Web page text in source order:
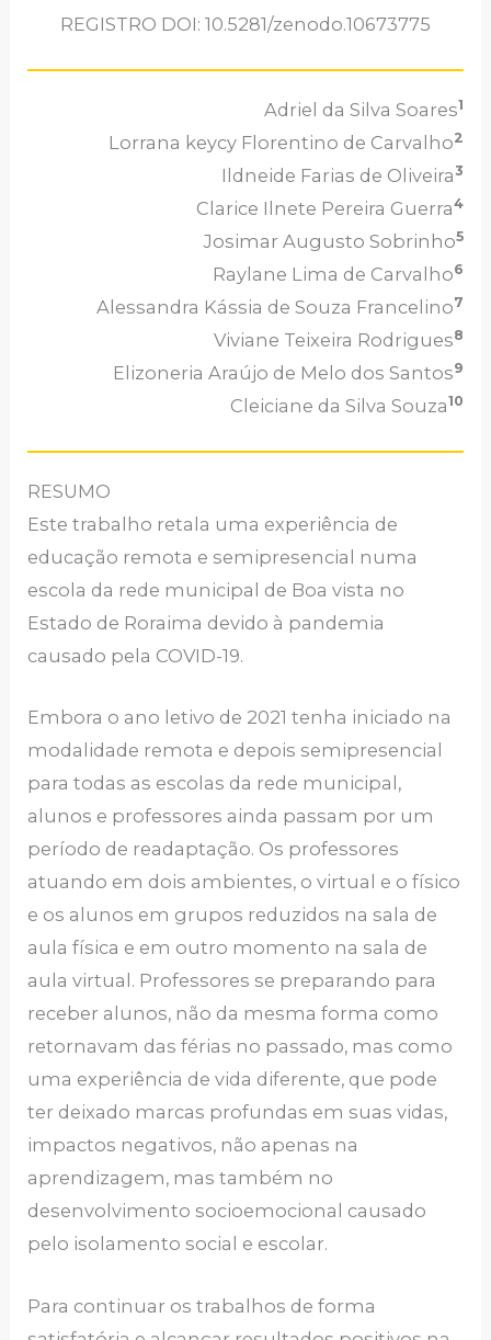
REGISTRO DOI: 10.5281/zenodo.10673775
Adriel da Silva Soares1
Lorrana keycy Florentino de Carvalho2
Ildneide Farias de Oliveira 3
Clarice Ilnete Pereira Guerra4
Josimar Augusto Sobrinho5
Raylane Lima de Carvalho6
Alessandra Kássia de Souza Francelino7
Viviane Teixeira Rodrigues8
Elizoneria Araújo de Melo dos Santos9
Cleiciane da Silva Souza10
RESUMO
Este trabalho retala uma experiência de
educação remota e semipresencial numa
escola da rede municipal de Boa vista no
Estado de Roraima devido à pandemia
causado pela COVID-19.
Embora o ano letivo de 2021 tenha iniciado na
modalidade remota e depois semipresencial
para todas as escolas da rede municipal,
alunos e professores ainda passam por um
período de readaptação. Os professores
atuando em dois ambientes, o virtual e o físico
e os alunos em grupos reduzidos na sala de
aula física e em outro momento na sala de
aula virtual. Professores se preparando para
receber alunos, não da mesma forma como
retornavam das férias no passado, mas como
uma experiência de vida diferente, que pode
ter deixado marcas profundas em suas vidas,
impactos negativos, não apenas na
aprendizagem, mas também no
desenvolvimento socioemocional causado
pelo isolamento social e escolar.
Para continuar os trabalhos de forma